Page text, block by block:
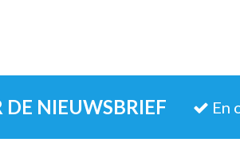
DE NIEUWSBRIEF En